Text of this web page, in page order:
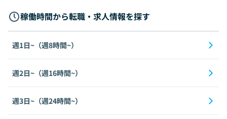
稼働時間から転職・求人情報を探す
週1日~（週8時間~）
週2日~（週16時間~）
週3日~（週24時間~）